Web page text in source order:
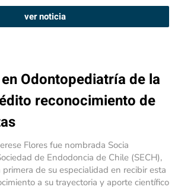
ver noticia
Odontopediatría de la
reconocimiento de
Flores fue nombrada Socia
de Endodoncia de Chile (SECH),
de su especialidad en recibir esta
a su trayectoria y aporte científico